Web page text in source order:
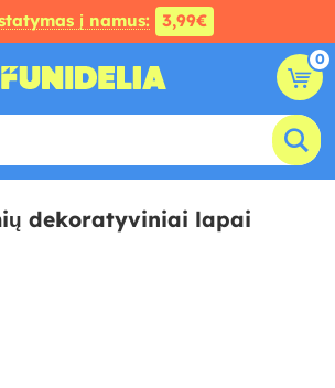
į namus: 3,99€
0
dekoratyviniai lapai